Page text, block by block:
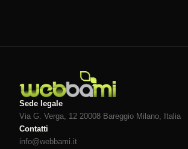
Sede legale
Via G. Verga, 12 20008 Bareggio Milano, Italia
Contatti
info@webbami.it